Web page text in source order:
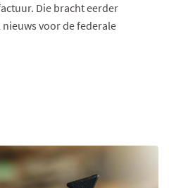
Die bracht eerder
voor de federale